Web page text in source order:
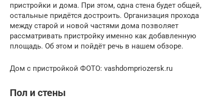
пристройки и дома. При этом, одна стена будет общей,
остальные придётся достроить. Организация прохода
между старой и новой частями дома позволяет
рассматривать пристройку именно как добавленную
площадь. Об этом и пойдёт речь в нашем обзоре.
Дом с пристройкой ФОТО: vashdompriozersk.ru
Пол и стены